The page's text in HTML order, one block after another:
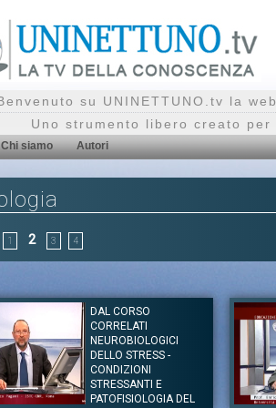
su UNINETTUNO.tv la
Uno strumento libero creato
Chi siamo Autori
1 2 3 4
DAL CORSO
CORRELATI
NEUROBIOLOGICI
DELLO STRESS -
CONDIZIONI
STRESSANTI E
PATOFISIOLOGIA DEL